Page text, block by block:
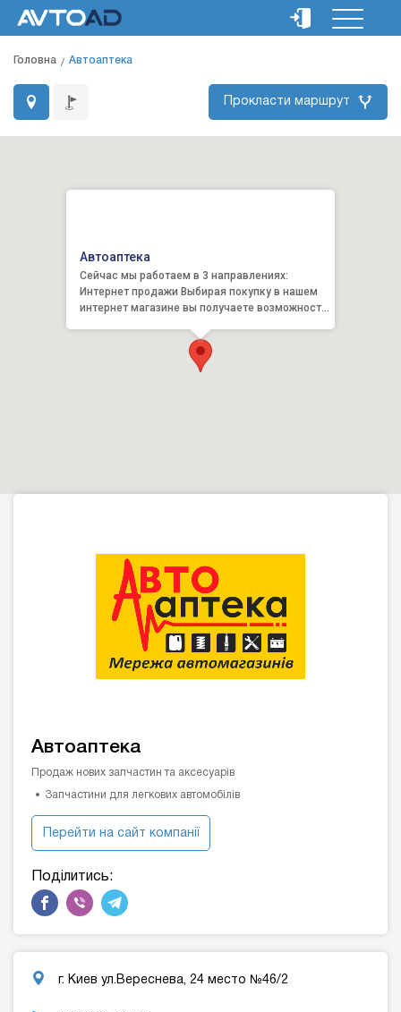
Головна Автоаптека
Прокласти маршрут
Автоаптека
Сейчас мы работаем в 3 направлениях:
Интернет продажи Выбирая покупку в нашем
интернет магазине вы получаете возможность
Автоаптека
Продаж нових запчастин та аксесуарів
Запчастини для легкових автомобілів
Перейти на сайт компанії
Поділитись:
г. Киев ул.Вереснева, 24 место №46/2